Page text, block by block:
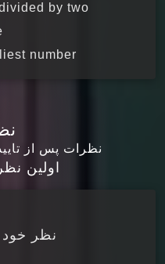
by two
number
نظرات پس از
اولین
نظر خود